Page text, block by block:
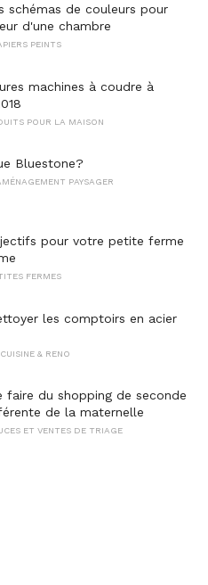
schémas de couleurs pour
d'une chambre
PEINTS
machines à coudre à
POUR LA MAISON
Bluestone?
PAYSAGER
pour votre petite ferme
FERMES
les comptoirs en acier
& RENO
faire du shopping de seconde
de la maternelle
ET VENTES DE TRIAGE